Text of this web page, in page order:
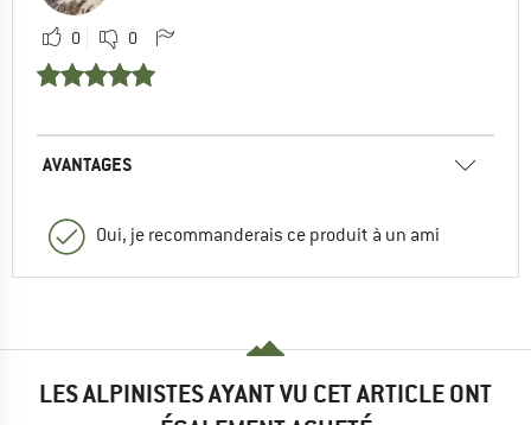
0 0
AVANTAGES
Oui, je recommanderais ce produit à un ami
LES ALPINISTES AYANT VU CET ARTICLE ONT